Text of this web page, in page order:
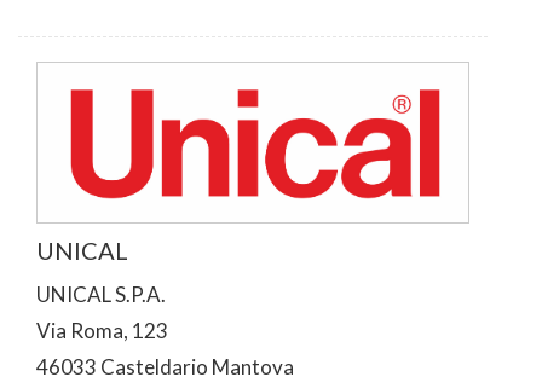
UNICAL
UNICAL S.P.A.
Via Roma, 123
46033 Casteldario Mantova